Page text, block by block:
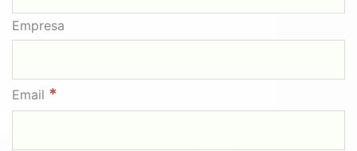
Empresa
Email *